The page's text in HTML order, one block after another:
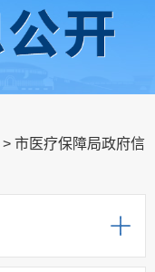
> 市医疗保障局政府信